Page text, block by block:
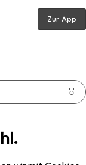
Zur App
1503